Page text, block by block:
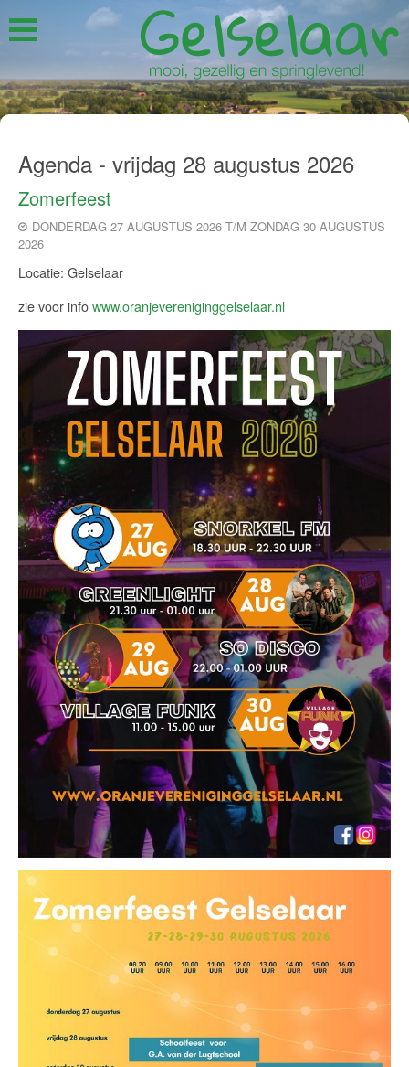
Agenda - vrijdag 28 augustus 2026
Zomerfeest
DONDERDAG 27 AUGUSTUS 2026 T/M ZONDAG 30 AUGUSTUS
2026
Locatie: Gelselaar
zie voor infowww.oranjevereniginggelselaar.nl